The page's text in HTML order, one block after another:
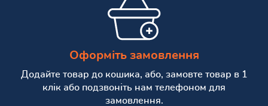
Оформіть замовлення
Додайте товар до кошика, або, замовте товар в 1
клік або подзвоніть нам телефоном для
замовлення.